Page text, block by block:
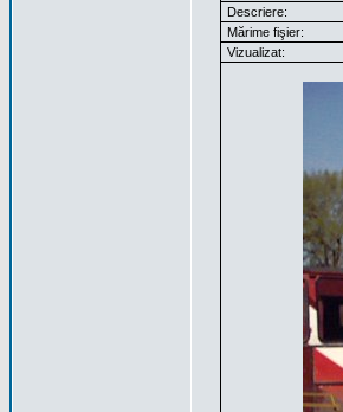
Descriere:
Mărime fişier:
Vizualizat: